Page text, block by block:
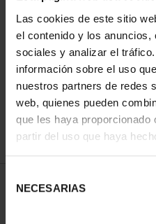
Las cookies de este sitio
el contenido y los anuncios,
sociales y analizar el
información sobre el uso
nuestros partners de redes
web, quienes pueden
que les haya proporcionado
partir del uso que haya
NECESARIAS
ORDENAR POR:
1 Productos encontrados